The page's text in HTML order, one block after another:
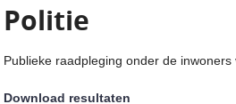
Politie
Publieke raadpleging onder de
Download resultaten